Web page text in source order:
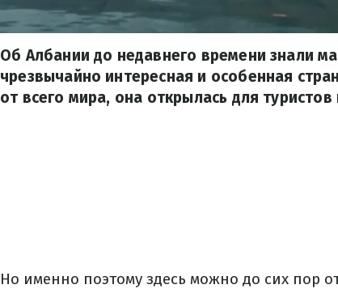
Об Албании до недавнего времени знали
чрезвычайно интересная и особенная
от всего мира, она открылась для
Но именно поэтому здесь можно до сих пор